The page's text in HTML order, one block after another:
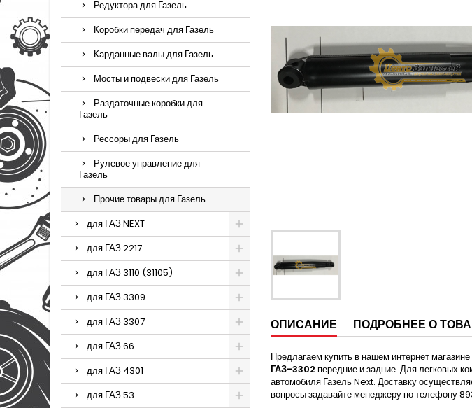
Редуктора для Газель
Коробки передач для Газель
Карданные валы для Газель
Мосты и подвески для Газель
Раздаточные коробки для
Газель
Рессоры для Газель
Рулевое управление для
Газель
Прочие товары для Газель
для ГАЗ NEXT
для ГАЗ 2217
для ГАЗ 3110 (31105)
для ГАЗ 3309
для ГАЗ 3307
для ГАЗ 66
для ГАЗ 4301
для ГАЗ 53
ОПИСАНИЕ ПОДРОБНЕЕ О
Предлагаем купить в нашем интернет
ГАЗ-3302 передние и задние. Для легковых
автомобиля Газель Next. Доставку
вопросы задавайте менеджеру по телефону